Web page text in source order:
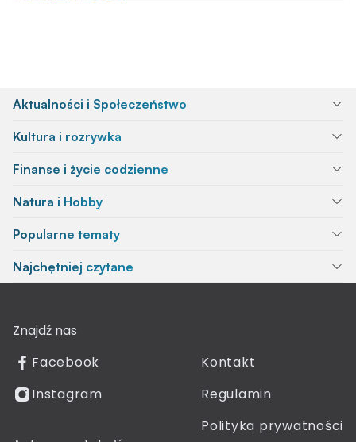
Aktualności i Społeczeństwo
Kultura i rozrywka
Finanse i życie codzienne
Natura i Hobby
Popularne tematy
Najchętniej czytane
Znajdź nas
Facebook
Instagram
Kontakt
Regulamin
Polityka prywatności